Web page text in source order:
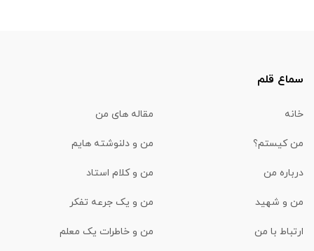
سماع قلم
خانه مقاله های من
من کیستم؟ من و دلنوشته هایم
درباره من من و کلام استاد
من و شهید من و یک جرعه تفکر
ارتباط با من من و خاطرات یک معلم